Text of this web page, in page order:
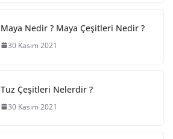
Maya Nedir ? Maya Çeşitleri Nedir ?
30 Kasım 2021
Tuz Çeşitleri Nelerdir ?
30 Kasım 2021